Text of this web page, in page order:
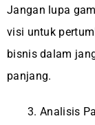
Jangan lupa
visi untuk
bisnis dalam
panjang.
Analisis